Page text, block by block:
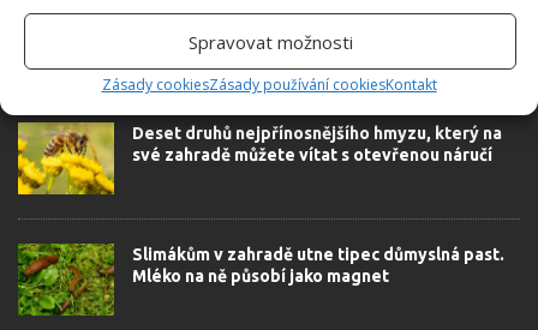
Spravovat možnosti
Zásady cookiesZásady používání cookiesKontakt
Máte rádi borůvky a nebaví vás na ně chodit do
lesa? Pak se jednoduše pusťte do jejich
pěstování
Deset druhů nejpřínosnějšího hmyzu, který na
své zahradě můžete vítat s otevřenou náručí
Slimákům v zahradě utne tipec důmyslná past.
Mléko na ně působí jako magnet